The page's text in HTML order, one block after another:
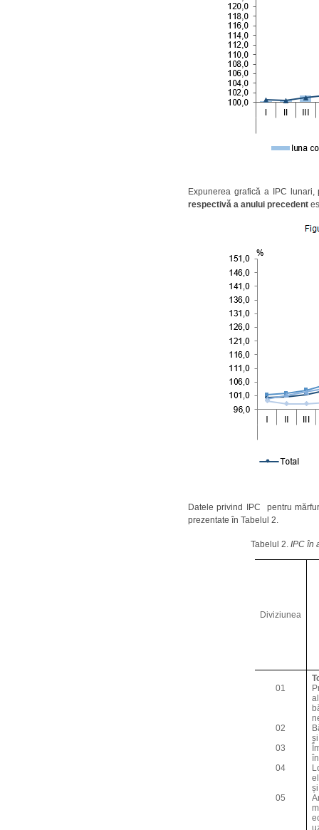
Expunerea grafică a IPC
respectivă a anului precedent
Datele privind IPC pentru
prezentate în Tabelul 2.
Tabelul 2. IPC în
Diviziunea
01
02
03
04
05